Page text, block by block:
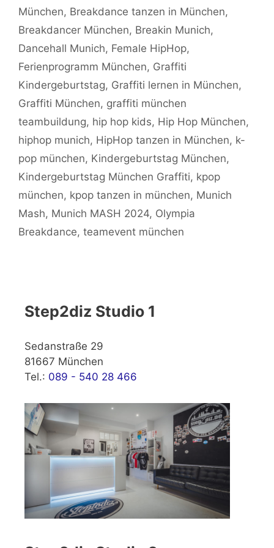
München, Breakdance tanzen in München,
Breakdancer München, Breakin Munich,
Dancehall Munich, Female HipHop,
Ferienprogramm München, Graffiti
Kindergeburtstag, Graffiti lernen in München,
Graffiti München, graffiti münchen
teambuildung, hip hop kids, Hip Hop München,
hiphop munich, HipHop tanzen in München, k-
pop münchen, Kindergeburtstag München,
Kindergeburtstag München Graffiti, kpop
münchen, kpop tanzen in münchen, Munich
Mash, Munich MASH 2024, Olympia
Breakdance, teamevent münchen
Step2diz Studio 1
Sedanstraße 29
81667 München
Tel.: 089 - 540 28 466